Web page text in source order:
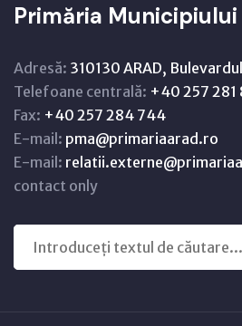
Primăria Municipiului
Adresă: 310130 ARAD,
Telefoane centrală: +40 257 281
Fax: +40 257 284 744
E-mail: pma@primariaarad.ro
E-mail:
contact only